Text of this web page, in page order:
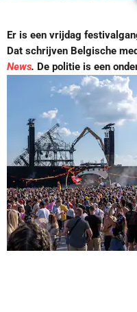
Er is een vrijdag
Dat schrijven Belgische
News. De politie is een